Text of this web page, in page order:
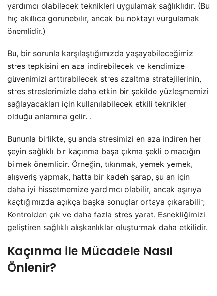
yardımcı olabilecek teknikleri uygulamak sağlıklıdır. (Bu
hiç akıllıca görünebilir, ancak bu noktayı vurgulamak
önemlidir.)
Bu, bir sorunla karşılaştığımızda yaşayabileceğimiz
stres tepkisini en aza indirebilecek ve kendimize
güvenimizi arttırabilecek stres azaltma stratejilerinin,
stres streslerimizle daha etkin bir şekilde yüzleşmemizi
sağlayacakları için kullanılabilecek etkili teknikler
olduğu anlamına gelir. .
Bununla birlikte, şu anda stresimizi en aza indiren her
şeyin sağlıklı bir kaçınma başa çıkma şekli olmadığını
bilmek önemlidir. Örneğin, tıkınmak, yemek yemek,
alışveriş yapmak, hatta bir kadeh şarap, şu an için
daha iyi hissetmemize yardımcı olabilir, ancak aşırıya
kaçtığımızda açıkça başka sonuçlar ortaya çıkarabilir;
Kontrolden çık ve daha fazla stres yarat. Esnekliğimizi
geliştiren sağlıklı alışkanlıklar oluşturmak daha etkilidir.
Kaçınma ile Mücadele Nasıl
Önlenir?